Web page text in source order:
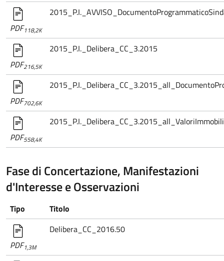
PDF118,2K
PDF216,5K
2015_P.I._Delibera_CC_3.2015
PDF702,6K
PDF558,4K
Fase di Concertazione, Manifestazioni
d'Interesse e Osservazioni
Tipo Titolo
PDF1,3M
Delibera_CC_2016.50